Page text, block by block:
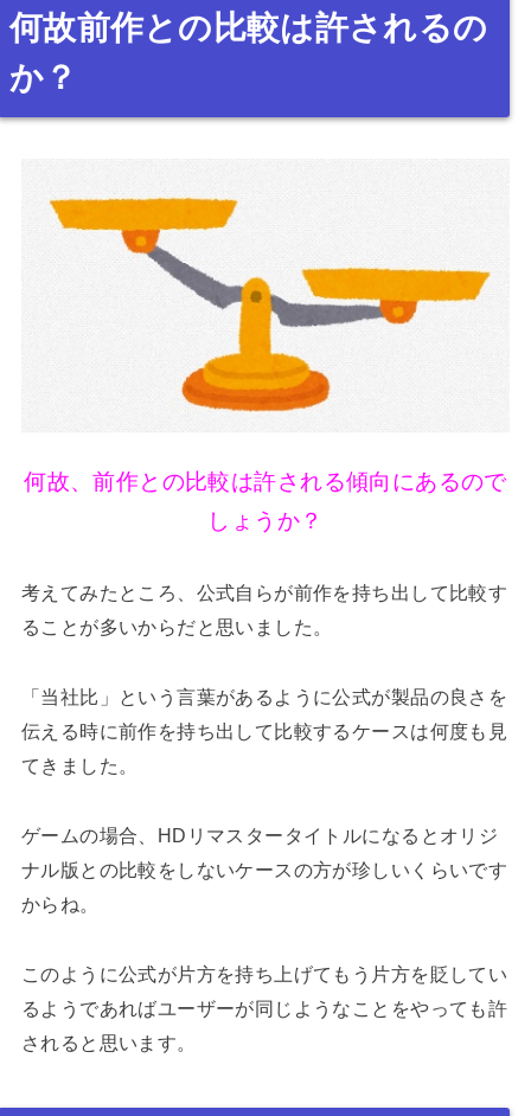
何故前作との比較は許されるの
か？
何故、前作との比較は許される傾向にあるので
しょうか？
考えてみたところ、公式自らが前作を持ち出して比較す
ることが多いからだと思いました。
「当社比」という言葉があるように公式が製品の良さを
伝える時に前作を持ち出して比較するケースは何度も見
てきました。
ゲームの場合、HDリマスタータイトルになるとオリジ
ナル版との比較をしないケースの方が珍しいくらいです
からね。
このように公式が片方を持ち上げてもう片方を貶してい
るようであればユーザーが同じようなことをやっても許
されると思います。